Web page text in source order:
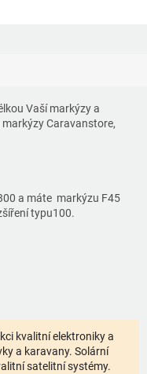
Vaší markýzy a
Caravanstore,
a máte markýzu F45
typu100.
kvalitní elektroniky a
a karavany. Solární
satelitní systémy.